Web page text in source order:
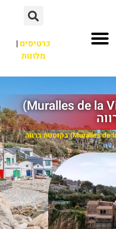
כרטיסים|
מלונות
חומות וילה ולה (Muralles de la Vila Vella)